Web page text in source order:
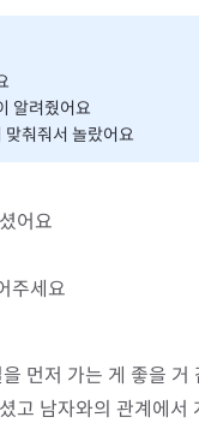
알려줬어요
맞춰줘서 놀랐어요
어요
주세요
먼저 가는 게 좋을
고 남자와의 관계에서